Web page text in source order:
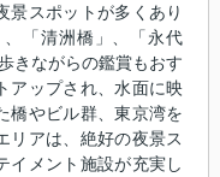
景スポットが多くあり
「清洲橋」、「永代
きながらの鑑賞もおす
アップされ、水面に映
橋やビル群、東京湾を
リアは、絶好の夜景ス
イメント施設が充実し